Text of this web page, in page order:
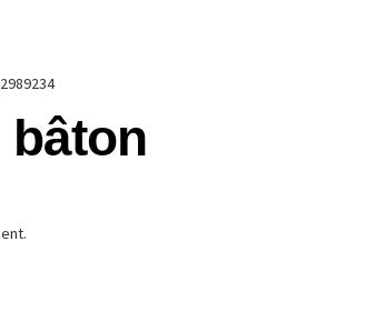
bâton